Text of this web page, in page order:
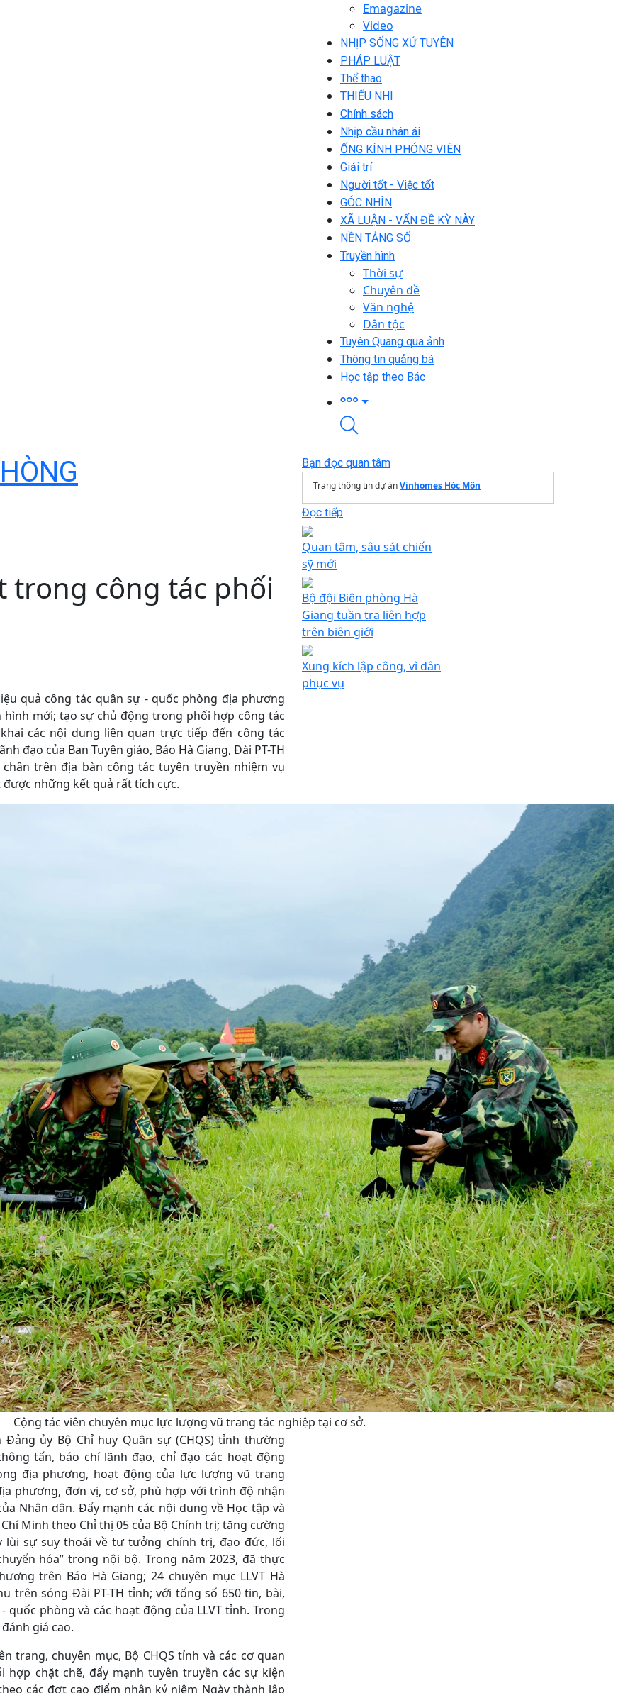
Emagazine
Video
NHỊP SỐNG XỨ TUYÊN
PHÁP LUẬT
Thể thao
THIẾU NHI
Chính sách
Nhịp cầu nhân ái
ỐNG KÍNH PHÓNG VIÊN
Giải trí
Người tốt - Việc tốt
GÓC NHÌN
XÃ LUẬN - VẤN ĐỀ KỲ NÀY
NỀN TẢNG SỐ
Truyền hình
Thời sự
Chuyên đề
Văn nghệ
Dân tộc
Tuyên Quang qua ảnh
Thông tin quảng bá
Học tập theo Bác
trong công tác phối
quả công tác quân sự - quốc phòng địa phương
mới; tạo sự chủ động trong phối hợp công tác
các nội dung liên quan trực tiếp đến công tác
đạo của Ban Tuyên giáo, Báo Hà Giang, Đài PT-TH
trên địa bàn công tác tuyên truyền nhiệm vụ
những kết quả rất tích cực.
Cộng tác viên chuyên mục lực lượng vũ trang tác nghiệp tại cơ sở.
ủy Bộ Chỉ huy Quân sự (CHQS) tỉnh thường
tấn, báo chí lãnh đạo, chỉ đạo các hoạt động
địa phương, hoạt động của lực lượng vũ trang
phương, đơn vị, cơ sở, phù hợp với trình độ nhận
Nhân dân. Đẩy mạnh các nội dung về Học tập và
Minh theo Chỉ thị 05 của Bộ Chính trị; tăng cường
lùi sự suy thoái về tư tưởng chính trị, đạo đức, lối
hóa” trong nội bộ. Trong năm 2023, đã thực
trên Báo Hà Giang; 24 chuyên mục LLVT Hà
trên sóng Đài PT-TH tỉnh; với tổng số 650 tin, bài,
phòng và các hoạt động của LLVT tỉnh. Trong
giá cao.
trang, chuyên mục, Bộ CHQS tỉnh và các cơ quan
chặt chẽ, đẩy mạnh tuyên truyền các sự kiện
các đợt cao điểm nhân kỷ niệm Ngày thành lập
Bạn đọc quan tâm
Trang thông tin dự ánVinhomes Hóc Môn
Đọc tiếp
Quan tâm, sâu sát chiến
sỹ mới
Bộ đội Biên phòng Hà
Giang tuần tra liên hợp
trên biên giới
Xung kích lập công, vì dân
phục vụ